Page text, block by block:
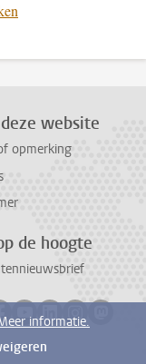
website
opmerking
de hoogte
informatie.